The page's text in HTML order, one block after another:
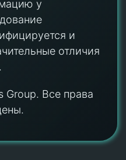
у
и
отличия
Group. Все права